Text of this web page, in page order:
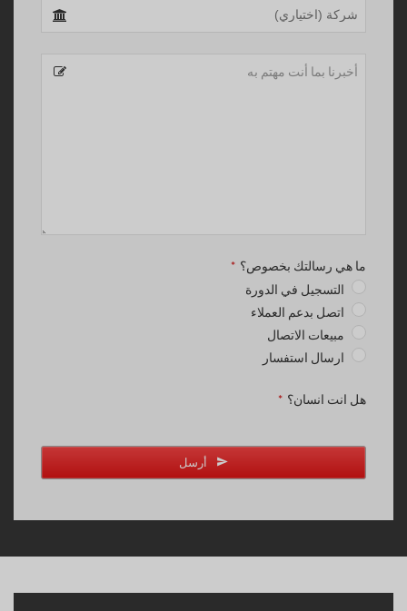
Business
Email
ما هي رسالتك بخصوص؟ *
التسجيل في الدورة
اتصل بدعم العملاء
مبيعات الاتصال
ارسال استفسار
هل انت انسان؟ *
أرسل